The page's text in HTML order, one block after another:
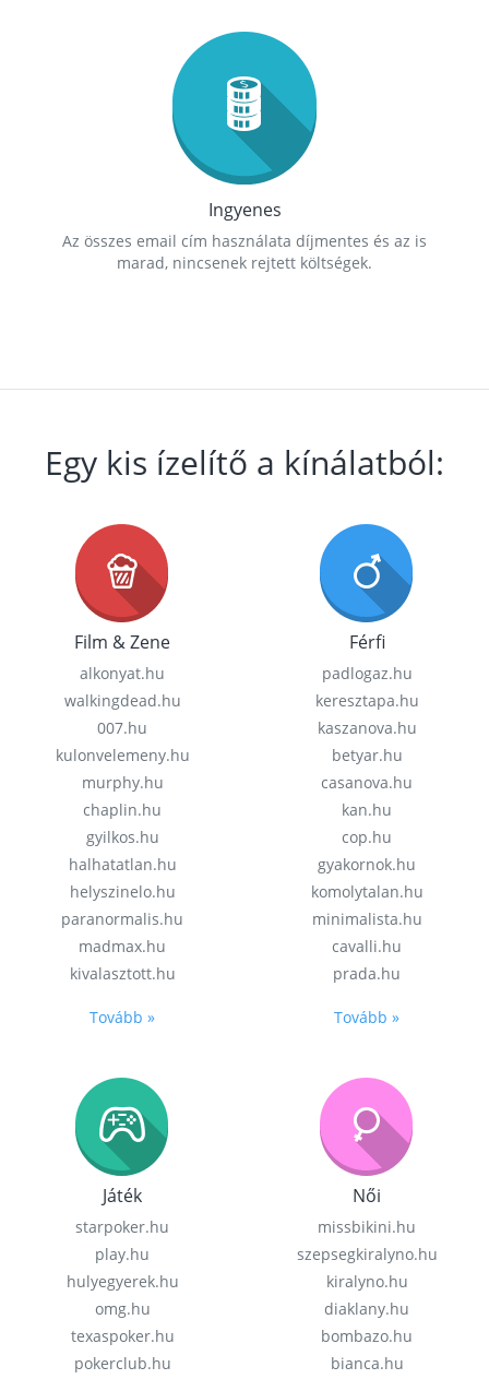
Ingyenes
Az összes email cím használata díjmentes és az is
marad, nincsenek rejtett költségek.
Egy kis ízelítő a kínálatból:
Film & Zene
alkonyat.hu
walkingdead.hu
007.hu
kulonvelemeny.hu
murphy.hu
chaplin.hu
gyilkos.hu
halhatatlan.hu
helyszinelo.hu
paranormalis.hu
madmax.hu
kivalasztott.hu
Tovább »
Férfi
padlogaz.hu
keresztapa.hu
kaszanova.hu
betyar.hu
casanova.hu
kan.hu
cop.hu
gyakornok.hu
komolytalan.hu
minimalista.hu
cavalli.hu
prada.hu
Tovább »
Játék
starpoker.hu
play.hu
hulyegyerek.hu
omg.hu
texaspoker.hu
pokerclub.hu
Női
missbikini.hu
szepsegkiralyno.hu
kiralyno.hu
diaklany.hu
bombazo.hu
bianca.hu